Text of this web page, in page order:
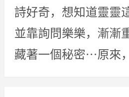
詩好奇，想知道靈靈
並靠詢問樂樂，漸漸
藏著一個秘密⋯原來